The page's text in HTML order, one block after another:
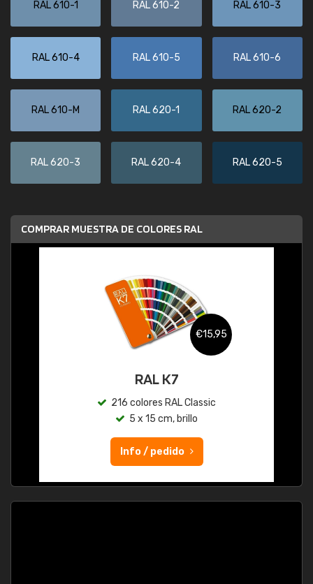
RAL 610-1 RAL 610-2 RAL 610-3
RAL 610-4 RAL 610-5 RAL 610-6
RAL 610-M RAL 620-1 RAL 620-2
RAL 620-3 RAL 620-4 RAL 620-5
COMPRAR MUESTRA DE COLORES RAL
€15,95
RAL K7
216 colores RAL Classic
5 x 15 cm, brillo
Info / pedido